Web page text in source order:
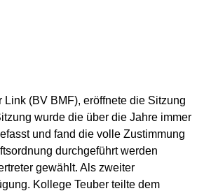
(BV BMF), eröffnete die Sitzung
wurde die über die Jahre immer
und fand die volle Zustimmung
durchgeführt werden
gewählt. Als zweiter
Kollege Teuber teilte dem